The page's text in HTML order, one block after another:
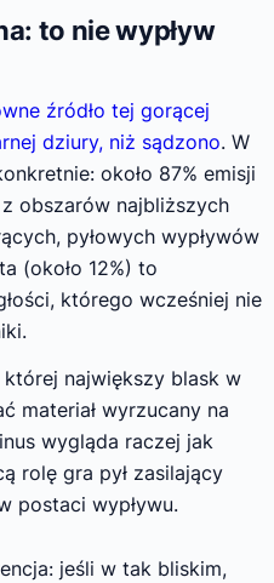
to nie wypływ
źródło tej gorącej
dziury, niż sądzono. W
około 87% emisji
obszarów najbliższych
pyłowych wypływów
(około 12%) to
którego wcześniej nie
największy blask w
materiał wyrzucany na
wygląda raczej jak
rolę gra pył zasilający
postaci wypływu.
jeśli w tak bliskim,